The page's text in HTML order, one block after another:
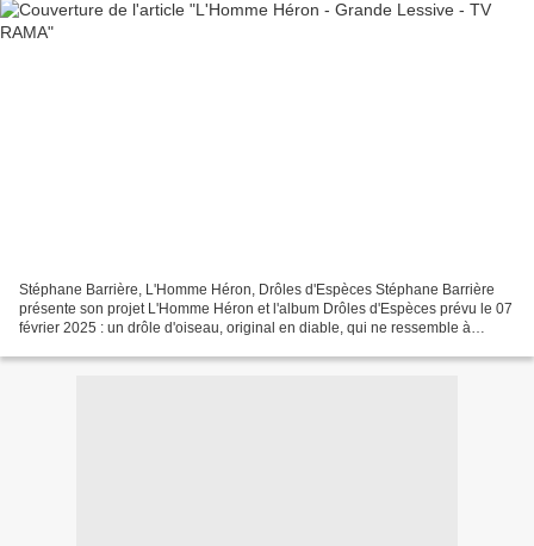
Stéphane Barrière, L'Homme Héron, Drôles d'Espèces Stéphane Barrière
présente son projet L'Homme Héron et l'album Drôles d'Espèces prévu le 07
février 2025 : un drôle d'oiseau, original en diable, qui ne ressemble à